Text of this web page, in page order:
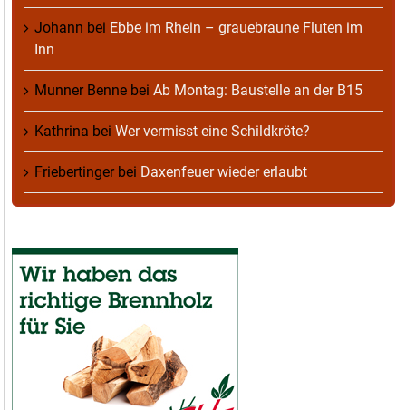
Johann bei Ebbe im Rhein – grauebraune Fluten im
Inn
Munner Benne bei Ab Montag: Baustelle an der B15
Kathrina bei Wer vermisst eine Schildkröte?
Friebertingerbei Daxenfeuer wieder erlaubt